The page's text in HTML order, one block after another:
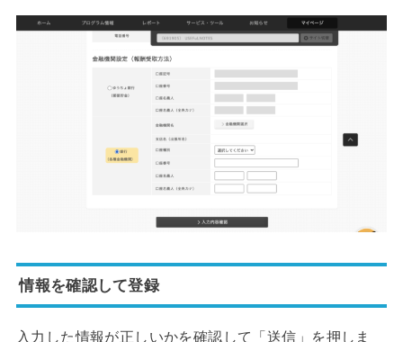
情報を確認して登録
入力した情報が正しいかを確認して「送信」を押しま